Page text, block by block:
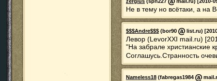
zergius (spn227 mail.ru) [2010-
Не в тему но всётаки, а на
$$$Andre$$$ (bor90 list.ru)
Левор (LevorXXI mail.ru)
"На забрале христианские
Соглашусь.Странность
Nameless18 (fabregas1984